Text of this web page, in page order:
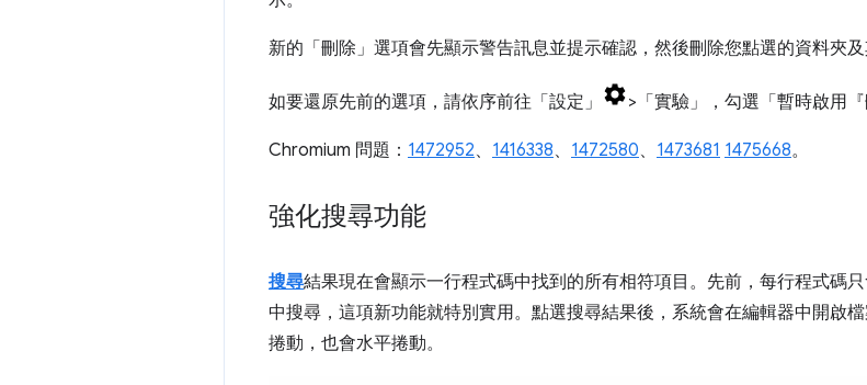
新的「刪除」 選項會先顯示警告訊息並提示確認，然後刪除您點選的資料夾及
如要還原先前的選項，請依序前往「設定」 >「實驗」 ，勾選「暫時啟用
Chromium 問題： 1472952、 1416338、 1472580、 1473681 1475668。
強化搜尋功能
搜尋結果現在會顯示一行程式碼中找到的所有相符項目。先前，每行程式碼
中搜尋，這項新功能就特別實用。點選搜尋結果後，系統會在編輯器中開啟
捲動，也會水平捲動。